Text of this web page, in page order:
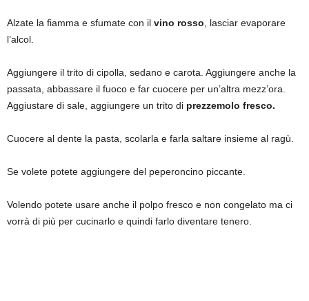
Alzate la fiamma e sfumate con il vino rosso , lasciar evaporare
l’alcol.
Aggiungere il trito di cipolla, sedano e carota. Aggiungere anche la
passata, abbassare il fuoco e far cuocere per un’altra mezz’ora.
Aggiustare di sale, aggiungere un trito di prezzemolo fresco.
Cuocere al dente la pasta, scolarla e farla saltare insieme al ragù.
Se volete potete aggiungere del peperoncino piccante.
Volendo potete usare anche il polpo fresco e non congelato ma ci
vorrà di più per cucinarlo e quindi farlo diventare tenero.